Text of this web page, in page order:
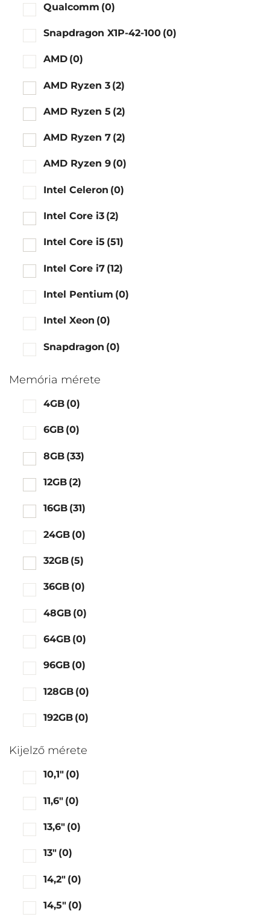
Qualcomm (0)
Snapdragon X1P-42-100 (0)
AMD (0)
AMD Ryzen 3 (2)
AMD Ryzen 5 (2)
AMD Ryzen 7 (2)
AMD Ryzen 9 (0)
Intel Celeron (0)
Intel Core i3 (2)
Intel Core i5 (51)
Intel Core i7 (12)
Intel Pentium (0)
Intel Xeon (0)
Snapdragon (0)
Memória mérete
4GB (0)
6GB (0)
8GB (33)
12GB (2)
16GB (31)
24GB (0)
32GB (5)
36GB (0)
48GB (0)
64GB (0)
96GB (0)
128GB (0)
192GB (0)
Kijelző mérete
10,1" (0)
11,6" (0)
13,6" (0)
13" (0)
14,2" (0)
14,5" (0)